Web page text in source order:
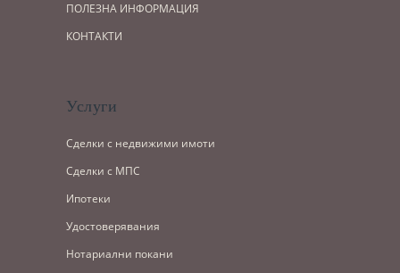
ПОЛЕЗНА ИНФОРМАЦИЯ
КОНТАКТИ
Услуги
Сделки с недвижими имоти
Сделки с МПС
Ипотеки
Удостоверявания
Нотариални покани